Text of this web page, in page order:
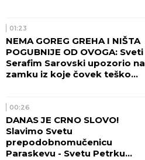
01:23
NEMA GOREG GREHA I NIŠTA
POGUBNIJE OD OVOGA: Sveti
Serafim Sarovski upozorio na
zamku iz koje čovek teško
00:26
DANAS JE CRNO SLOVO!
Slavimo Svetu
prepodobnomučenicu
Paraskevu - Svetu Petrku